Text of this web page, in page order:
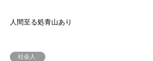
人間至る処青山あり
社会人